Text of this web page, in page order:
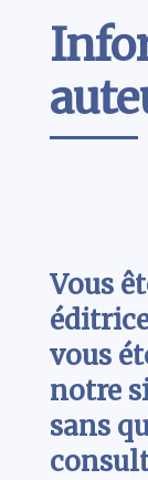
Vous
vous
notre
sans